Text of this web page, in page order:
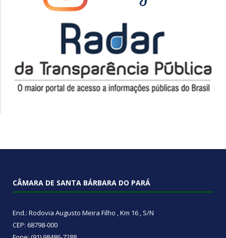
CÂMARA DE SANTA BÁRBARA DO PARÁ
End.: Rodovia Augusto Meira Filho , Km 16 , S/N
CEP: 68798-000